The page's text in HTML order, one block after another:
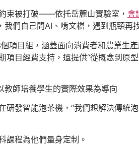
束被打破——依托岳麓山實驗室， 會
們自己問AI、啃文檔，遇到瓶頸
項目組，涵蓋面向消費者和農業生
項目經費支持，還提供“從概念到原
教師培養學生的實際效果為導向
研發智能泡茶機，“我們想解決傳統
課程為他們量身定制。